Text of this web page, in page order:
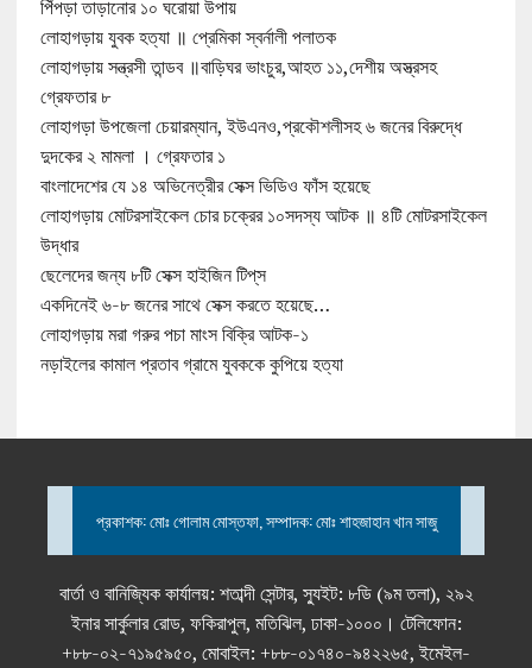
পিঁপড়া তাড়ানোর ১০ ঘরোয়া উপায়
লোহাগড়ায় যুবক হত্যা ॥ প্রেমিকা স্বর্নালী পলাতক
লোহাগড়ায় সন্ত্রসী তান্ডব ॥বাড়িঘর ভাংচুর,আহত ১১,দেশীয় অস্ত্রসহ
গ্রেফতার ৮
লোহাগড়া উপজেলা চেয়ারম্যান, ইউএনও,প্রকৌশলীসহ ৬ জনের বিরুদ্ধে
দুদকের ২ মামলা । গ্রেফতার ১
বাংলাদেশের যে ১৪ অভিনেত্রীর সেক্স ভিডিও ফাঁস হয়েছে
লোহাগড়ায় মোটরসাইকেল চোর চক্রের ১০সদস্য আটক ॥ ৪টি মোটরসাইকেল
উদ্ধার
ছেলেদের জন্য ৮টি সেক্স হাইজিন টিপ্‌স
একদিনেই ৬-৮ জনের সাথে সেক্স করতে হয়েছে…
লোহাগড়ায় মরা গরুর পচা মাংস বিক্রি আটক-১
নড়াইলের কামাল প্রতাব গ্রামে যুবককে কুপিয়ে হত্যা
প্রকাশক: মোঃ গোলাম মোস্তফা, সম্পাদক: মোঃ শাহজাহান খান সাজু
বার্তা ও বানিজ্যিক কার্যালয়: শতাব্দী সেন্টার, স্যুইট: ৮ডি (৯ম তলা), ২৯২
ইনার সার্কুলার রোড, ফকিরাপুল, মতিঝিল, ঢাকা-১০০০। টেলিফোন:
+৮৮-০২-৭১৯৫৯৫০, মোবাইল: +৮৮-০১৭৪০-৯৪২২৬৫, ইমেইল-